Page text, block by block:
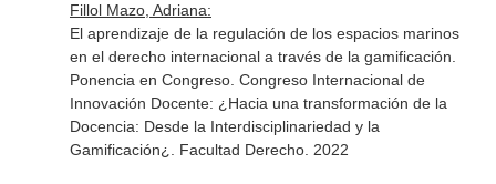
Fillol Mazo, Adriana:
El aprendizaje de la regulación de los espacios marinos
en el derecho internacional a través de la gamificación.
Ponencia en Congreso. Congreso Internacional de
Innovación Docente: ¿Hacia una transformación de la
Docencia: Desde la Interdisciplinariedad y la
Gamificación¿. Facultad Derecho. 2022